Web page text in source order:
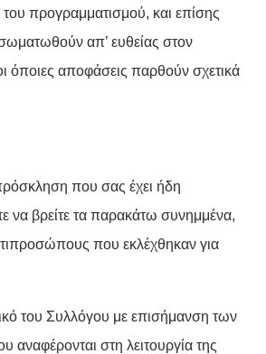
του προγραμματισμού, και επίσης
απ’ ευθείας στον
όποιες αποφάσεις παρθούν σχετικά
που σας έχει ήδη
να βρείτε τα παρακάτω συνημμένα,
που εκλέχθηκαν για
του Συλλόγου με επισήμανση των
αναφέρονται στη λειτουργία της